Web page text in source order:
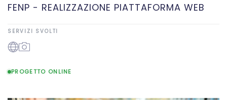
FENP - REALIZZAZIONE PIATTAFORMA WEB
SERVIZI SVOLTI
PROGETTO ONLINE